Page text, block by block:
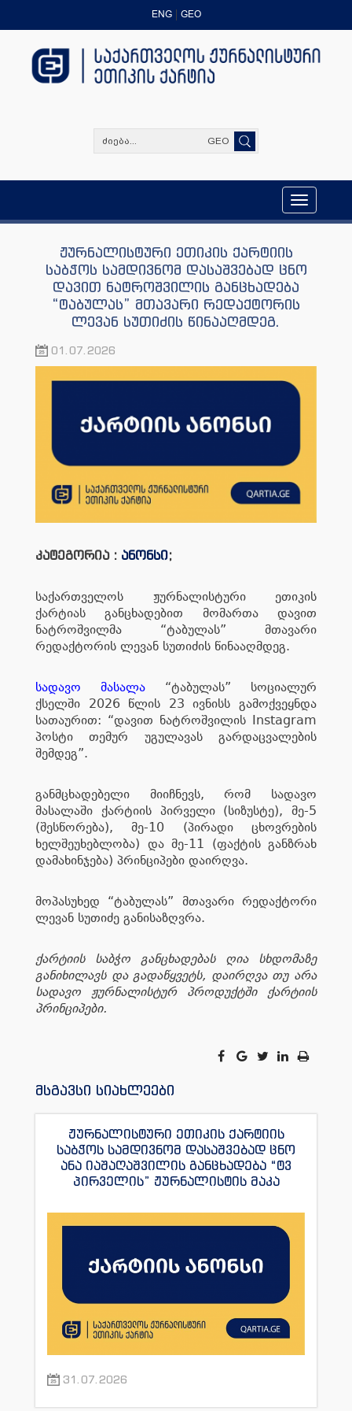
ENG GEO
GEO
Toggle
navigation
ჟურნალისტური ეთიკის ქარტიის
საბჭოს სამდივნომ დასაშვებად ცნო
დავით ნატროშვილის განცხადება
“ტაბულას” მთავარი რედაქტორის
ლევან სუთიძის წინააღმდეგ.
01.07.2026
კატეგორია : ანონსი;
საქართველოს ჟურნალისტური ეთიკის
ქარტიას განცხადებით მომართა დავით
ნატროშვილმა “ტაბულას” მთავარი
რედაქტორის ლევან სუთიძის წინააღმდეგ.
სადავო მასალა “ტაბულას” სოციალურ
ქსელში 2026 წლის 23 ივნისს გამოქვეყნდა
სათაურით: “დავით ნატროშვილის Instagram
პოსტი თემურ უგულავას გარდაცვალების
შემდეგ”.
განმცხადებელი მიიჩნევს, რომ სადავო
მასალაში ქარტიის პირველი (სიზუსტე), მე-5
(შესწორება), მე-10 (პირადი ცხოვრების
ხელშეუხებლობა) და მე-11 (ფაქტის განზრახ
დამახინჯება) პრინციპები დაირღვა.
მოპასუხედ “ტაბულას” მთავარი რედაქტორი
ლევან სუთიძე განისაზღვრა.
ქარტიის საბჭო განცხადებას ღია სხდომაზე
განიხილავს და გადაწყვეტს, დაირღვა თუ არა
სადავო ჟურნალისტურ პროდუქტში ქარტიის
პრინციპები.
მსგავსი სიახლეები
ჟურნალისტური ეთიკის ქარტიის
საბჭოს სამდივნომ დასაშვებად ცნო
ანა იაშაღაშვილის განცხადება “ტვ
პირველის” ჟურნალისტის მაკა
31.07.2026